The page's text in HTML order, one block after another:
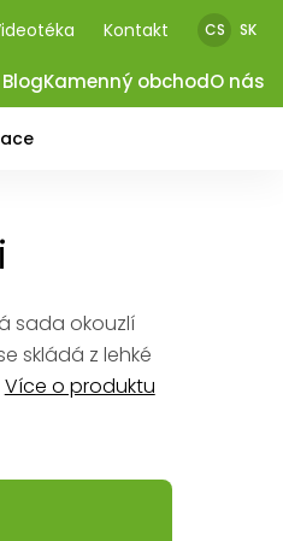
Kontakt CS SK
BlogKamenný obchodO nás
sada okouzlí
skládá z lehké
Více o produktu